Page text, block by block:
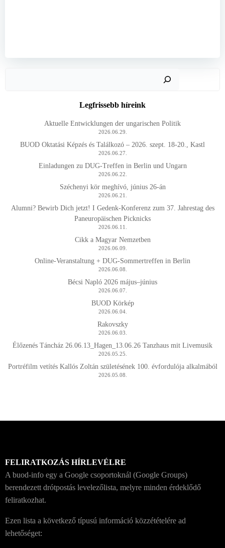
Legfrissebb híreink
Aktuelle Entwicklungen der ungarischen Politik
2026.06.29.
BUOD Oktatási Képzés és Találkozó – 2026. szept. 18-20., Kastl
2026.06.27.
Einladungen zu DUG-Treffen in Berlin und Ungarn
2026.06.22.
Széchenyi kör meghívó, június 26-án
2026.06.21.
Alumni? Bewirb Dich jetzt! I Gedenk-Konferenz zum 37. Jahrestag des
Paneuropäischen Picknicks
2026.06.11.
Cikk a Magyar Nemzetben
2026.06.09.
Online-Veranstaltung + DUG-Sommertreffen in Berlin
2026.06.08.
Bécsi Napló 2026 május–június
2026.06.07.
BUOD Körkép
2026.06.04.
Rakovszky
2026.06.03.
Élőzenés Táncház 26.06.13_Hagen_13.06.26 Tanzhaus mit Livemusik
2026.05.25.
Portréfilm vetítés Kallós Zoltán születésének 100. évfordulója alkalmából
2026.05.08.
FELIRATKOZÁS HÍRLEVÉLRE
A buod-info egy a Google csoportoknál (Google Groups)
berendezett drótpostás levelezőlista, melyre minden érdeklődő
feliratkozhat.
Ezen lista a következő típusú információ közzétételére ad
lehetőséget: